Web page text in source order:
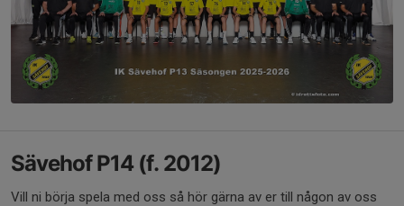
Sävehof P14 (f. 2012)
Vill ni börja spela med oss så hör gärna av er till någon av oss